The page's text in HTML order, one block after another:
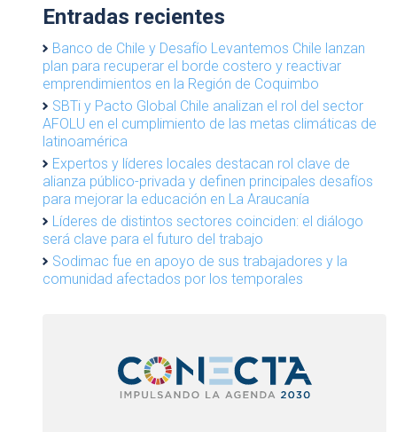
Entradas recientes
Banco de Chile y Desafío Levantemos Chile lanzan
plan para recuperar el borde costero y reactivar
emprendimientos en la Región de Coquimbo
SBTi y Pacto Global Chile analizan el rol del sector
AFOLU en el cumplimiento de las metas climáticas de
latinoamérica
Expertos y líderes locales destacan rol clave de
alianza público-privada y definen principales desafíos
para mejorar la educación en La Araucanía
Líderes de distintos sectores coinciden: el diálogo
será clave para el futuro del trabajo
Sodimac fue en apoyo de sus trabajadores y la
comunidad afectados por los temporales